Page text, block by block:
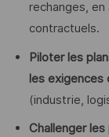
rechanges,
contractuels.
Piloter les
les exigences
(industrie,
Challenger